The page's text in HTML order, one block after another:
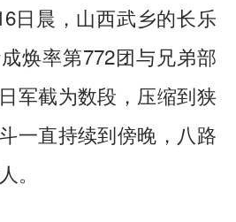
晨，山西武乡的长乐
焕率第772团与兄弟部
军截为数段，压缩到狭
一直持续到傍晚，八路
。